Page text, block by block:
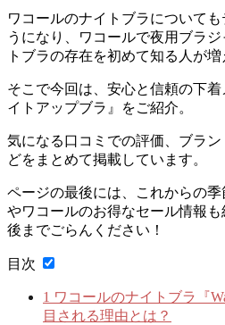
ワコールのナイトブラについて
うになり、ワコールで夜用ブラ
トブラの存在を初めて知る人が増
そこで今回は、 安心と信頼の下
イトアップブラ』をご紹介。
気になる口コミでの評価、ブラ
どをまとめて掲載しています。
ページの最後には、これからの
やワコールのお得なセール情報
後までごらんください！
目次
1 ワコールのナイトブラ『
目される理由とは？